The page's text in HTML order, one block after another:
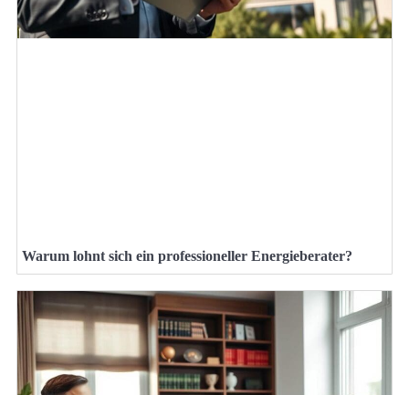
Warum lohnt sich ein professioneller Energieberater?